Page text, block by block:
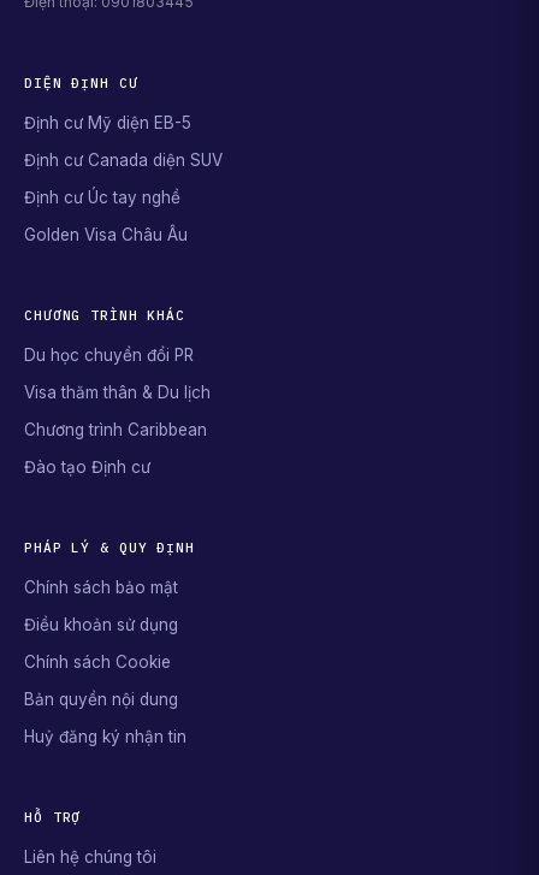
DIỆN ĐỊNH CƯ
Định cư Mỹ diện EB-5
Định cư Canada diện SUV
Định cư Úc tay nghề
Golden Visa Châu Âu
CHƯƠNG TRÌNH KHÁC
Du học chuyển đổi PR
Visa thăm thân & Du lịch
Chương trình Caribbean
Đào tạo Định cư
PHÁP LÝ & QUY ĐỊNH
Chính sách bảo mật
Điều khoản sử dụng
Chính sách Cookie
Bản quyền nội dung
Huỷ đăng ký nhận tin
HỖ TRỢ
Liên hệ chúng tôi